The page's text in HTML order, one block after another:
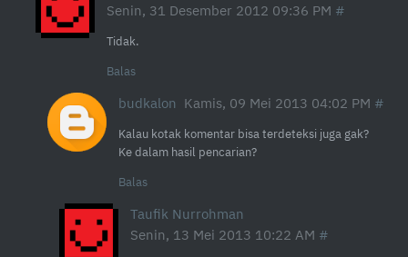
Senin, 31 Desember 2012 09:36 PM
Tidak.
Balas
budkalon Kamis, 09 Mei 2013 04:02 PM
Kalau kotak komentar bisa terdeteksi juga gak?
Ke dalam hasil pencarian?
Balas
Taufik Nurrohman
Senin, 13 Mei 2013 10:22 AM